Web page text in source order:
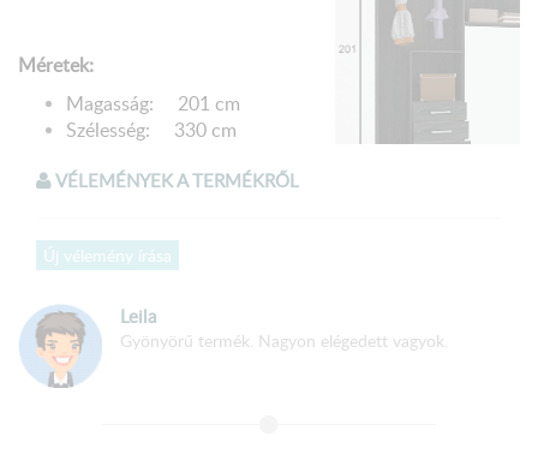
Méretek:
Magasság: 201 cm
Szélesség: 330 cm
18 mm-es két oldalt laminált faforgácslap
PVC él fóliával zárva
Front:
VÉLEMÉNYEK A TERMÉKRŐL
Új vélemény írása
Leila
Gyönyörű termék. Nagyon elégedett vagyok.